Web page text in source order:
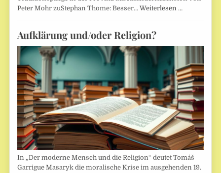
Peter Mohr zuStephan Thome: Besser…Weiterlesen …
Aufklärung und/oder Religion?
In „Der moderne Mensch und die Religion“ deutet Tomáš
Garrigue Masaryk die moralische Krise im ausgehenden 19.